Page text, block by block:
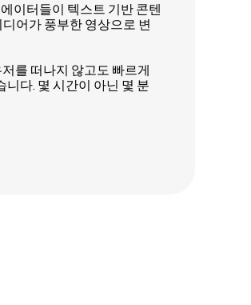
이터들이 텍스트 기반 콘텐
어가 풍부한 영상으로 변
를 떠나지 않고도 빠르게
다. 몇 시간이 아닌 몇 분